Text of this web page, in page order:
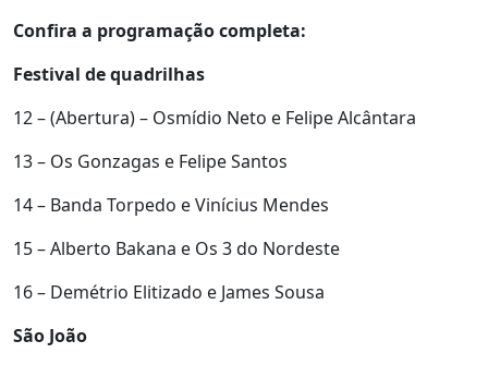
Confira a programação completa:
Festival de quadrilhas
12 – (Abertura) – Osmídio Neto e Felipe Alcântara
13 – Os Gonzagas e Felipe Santos
14 – Banda Torpedo e Vinícius Mendes
15 – Alberto Bakana e Os 3 do Nordeste
16 – Demétrio Elitizado e James Sousa
São João